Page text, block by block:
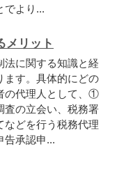
でより...
メリット
法に関する知識と経
ます。具体的にどの
の代理人として、①
査の立会い、税務署
などを行う税務代理
告承認申...